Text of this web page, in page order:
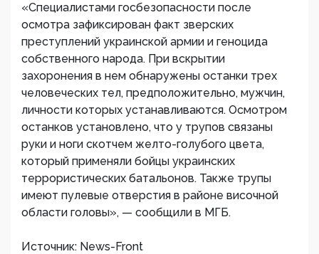
«Специалистами госбезопасности после
осмотра зафиксирован факт зверских
преступлений украинской армии и геноцида
собственного народа. При вскрытии
захоронения в нем обнаружены останки трех
человеческих тел, предположительно, мужчин,
личности которых устанавливаются. Осмотром
останков установлено, что у трупов связаны
руки и ноги скотчем желто-голубого цвета,
который применяли бойцы украинских
террористических батальонов. Также трупы
имеют пулевые отверстия в районе височной
области головы», — сообщили в МГБ.
Источник: News-Front